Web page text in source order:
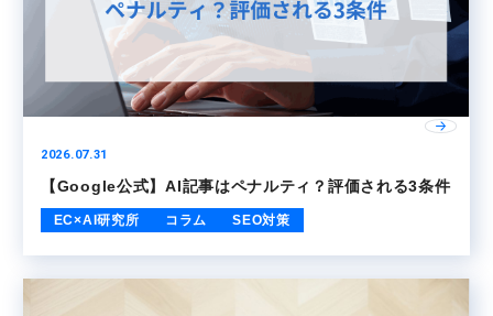
2026.07.31
【Google公式】AI記事はペナルティ？評価される3条件
EC×AI研究所 コラム SEO対策